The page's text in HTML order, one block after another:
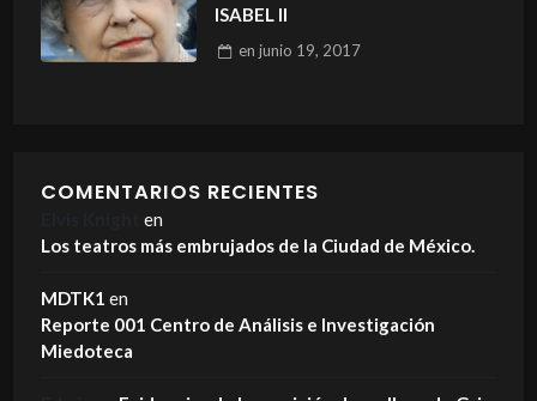
ISABEL II
en junio 19, 2017
COMENTARIOS RECIENTES
en
Los teatros más embrujados de la Ciudad de México.
MDTK1 en
Reporte 001 Centro de Análisis e Investigación
Miedoteca